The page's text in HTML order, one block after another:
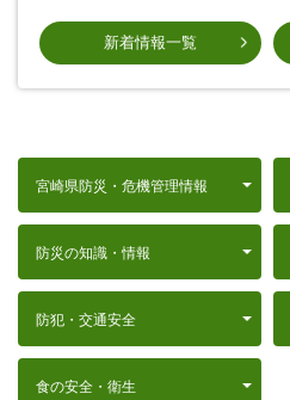
新着情報一覧
宮崎県防災・危機管理情報
防災の知識・情報
防犯・交通安全
食の安全・衛生